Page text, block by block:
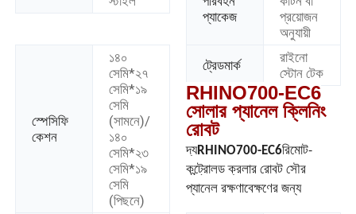
প্যাকেজ
প্রয়োজন
অনুযায়ী
স্পেসিফি
কেশন
১৪০
সেমি*২৭
সেমি*১৯
সেমি
(সামনে)/
১৪০
সেমি*২৩
সেমি*১৯
সেমি
(পিছনে)
ট্রেডমার্ক
রাইনো
স্টোন টেক
RHINO700-EC6
সোলার প্যানেল ক্লিনিং
রোবট
দ্যRHINO700-EC6রিমোট-
কন্ট্রোলড ক্রলার রোবট সৌর
প্যানেল রক্ষণাবেক্ষণের জন্য